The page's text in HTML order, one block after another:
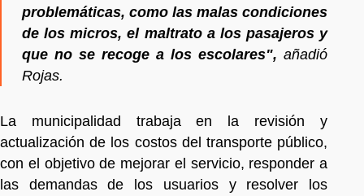
problemáticas, como las malas condiciones
de los micros, el maltrato a los pasajeros y
que no se recoge a los escolares", añadió
Rojas.
La municipalidad trabaja en la revisión y
actualización de los costos del transporte público,
con el objetivo de mejorar el servicio, responder a
las demandas de los usuarios y resolver los